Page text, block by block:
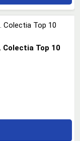
Colectia Top 10